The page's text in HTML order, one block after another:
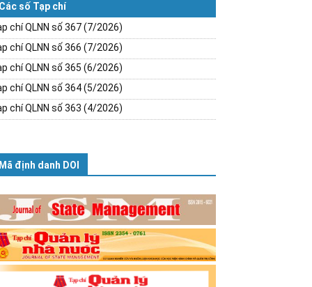
Các số Tạp chí
chí QLNN số 367 (7/2026)
chí QLNN số 366 (7/2026)
chí QLNN số 365 (6/2026)
chí QLNN số 364 (5/2026)
chí QLNN số 363 (4/2026)
Mã định danh DOI